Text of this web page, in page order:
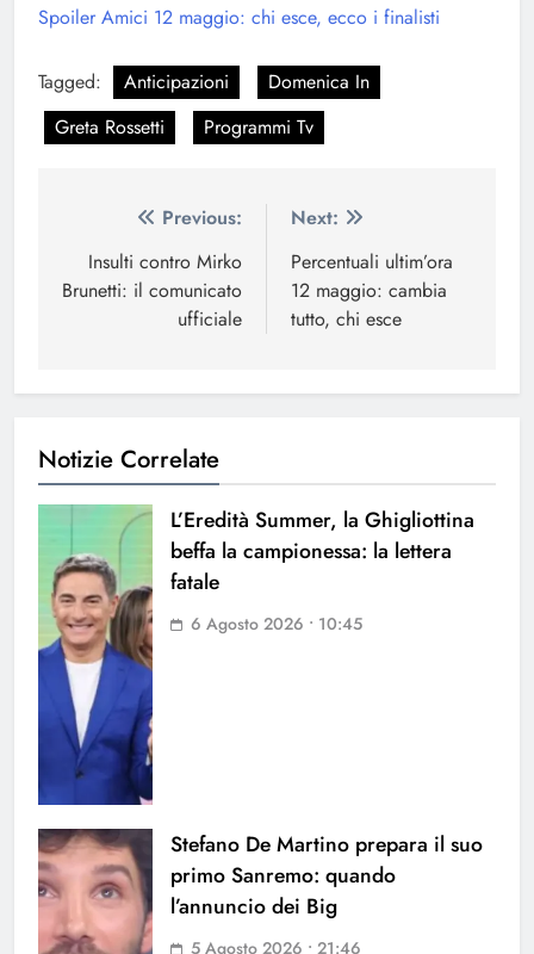
Spoiler Amici 12 maggio: chi esce, ecco i finalisti
Tagged: Anticipazioni
Domenica In
Greta Rossetti
Programmi Tv
Navigazione
articoli
Previous:
Insulti contro Mirko
Brunetti: il comunicato
ufficiale
Next:
Percentuali ultim’ora
12 maggio: cambia
tutto, chi esce
Notizie Correlate
L’Eredità Summer, la Ghigliottina
beffa la campionessa: la lettera
fatale
6 Agosto 2026 • 10:45
Stefano De Martino prepara il suo
primo Sanremo: quando
l’annuncio dei Big
5 Agosto 2026 • 21:46